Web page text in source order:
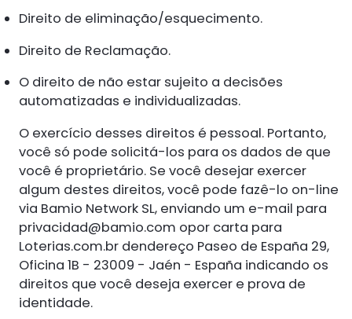
Direito de eliminação/esquecimento.
Direito de Reclamação.
O direito de não estar sujeito a decisões
automatizadas e individualizadas.
O exercício desses direitos é pessoal. Portanto,
você só pode solicitá-los para os dados de que
você é proprietário. Se você desejar exercer
algum destes direitos, você pode fazê-lo on-line
via Bamio Network SL, enviando um e-mail para
privacidad@bamio.com opor carta para
Loterias.com.br dendereço Paseo de España 29,
Oficina 1B - 23009 - Jaén - España indicando os
direitos que você deseja exercer e prova de
identidade.